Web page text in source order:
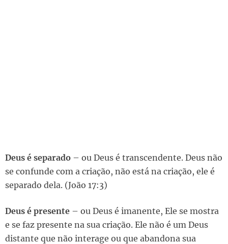
Deus é separado – ou Deus é transcendente. Deus não
se confunde com a criação, não está na criação, ele é
separado dela. (João 17:3)
Deus é presente – ou Deus é imanente, Ele se mostra
e se faz presente na sua criação. Ele não é um Deus
distante que não interage ou que abandona sua